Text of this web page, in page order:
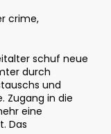
crime,
schuf neue
durch
und
Zugang in die
eine
Das